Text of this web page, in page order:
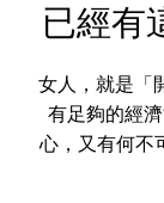
已經有
女人，就是「
有足夠的經
心，又有何不